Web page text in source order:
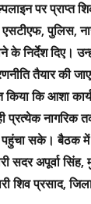
पर प्राप्त
पुलिस,
दिए।
तैयार की
किया कि
प्रत्येक नागरिक
सके। बैठक में
अपूर्वा सिंह,
शिव प्रसाद,